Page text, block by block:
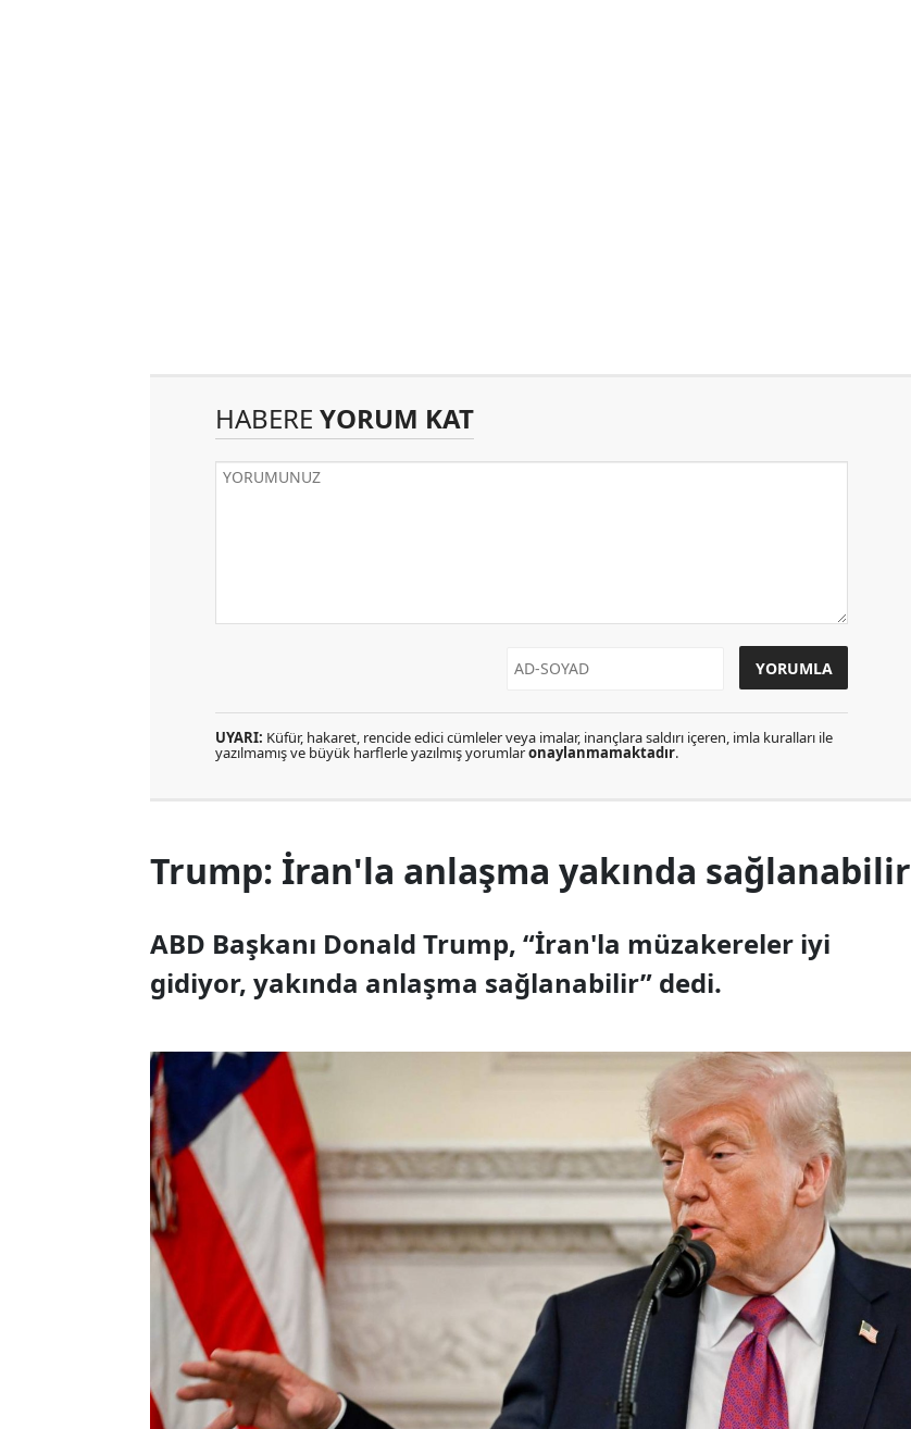
HABERE YORUM KAT
UYARI: Küfür, hakaret, rencide edici cümleler veya imalar, inançlara saldırı içeren, imla kuralları ile
yazılmamış ve büyük harflerle yazılmış yorumlaronaylanmamaktadır.
Trump: İran'la anlaşma yakında sağlanabilir
ABD Başkanı Donald Trump, “İran'la müzakereler iyi
gidiyor, yakında anlaşma sağlanabilir” dedi.